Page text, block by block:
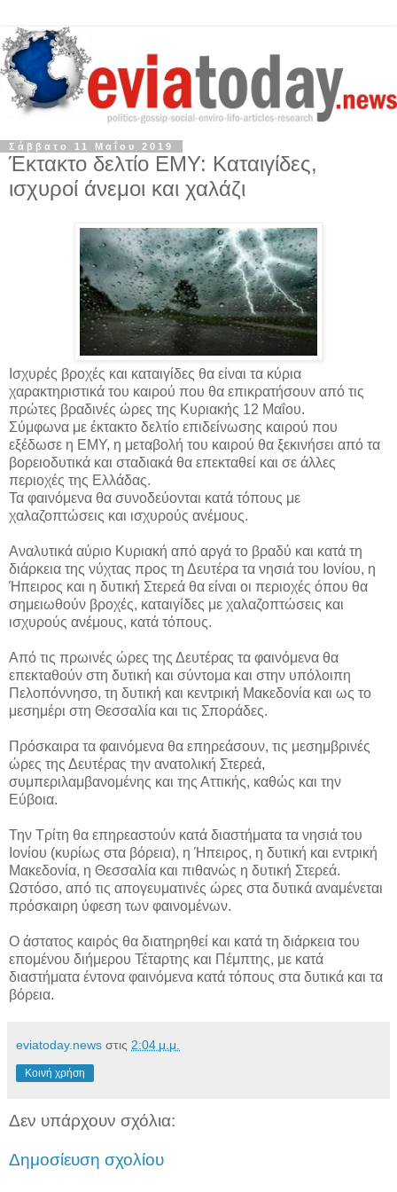
Σάββατο 11 Μαΐου 2019
Έκτακτο δελτίο ΕΜΥ: Καταιγίδες,
ισχυροί άνεμοι και χαλάζι
Ισχυρές βροχές και καταιγίδες θα είναι τα κύρια
χαρακτηριστικά του καιρού που θα επικρατήσουν από τις
πρώτες βραδινές ώρες της Κυριακής 12 Μαΐου.
Σύμφωνα με έκτακτο δελτίο επιδείνωσης καιρού που
εξέδωσε η ΕΜΥ, η μεταβολή του καιρού θα ξεκινήσει από τα
βορειοδυτικά και σταδιακά θα επεκταθεί και σε άλλες
περιοχές της Ελλάδας.
Τα φαινόμενα θα συνοδεύονται κατά τόπους με
χαλαζοπτώσεις και ισχυρούς ανέμους.
Αναλυτικά αύριο Κυριακή από αργά το βραδύ και κατά τη
διάρκεια της νύχτας προς τη Δευτέρα τα νησιά του Ιονίου, η
Ήπειρος και η δυτική Στερεά θα είναι οι περιοχές όπου θα
σημειωθούν βροχές, καταιγίδες με χαλαζοπτώσεις και
ισχυρούς ανέμους, κατά τόπους.
Από τις πρωινές ώρες της Δευτέρας τα φαινόμενα θα
επεκταθούν στη δυτική και σύντομα και στην υπόλοιπη
Πελοπόννησο, τη δυτική και κεντρική Μακεδονία και ως το
μεσημέρι στη Θεσσαλία και τις Σποράδες.
Πρόσκαιρα τα φαινόμενα θα επηρεάσουν, τις μεσημβρινές
ώρες της Δευτέρας την ανατολική Στερεά,
συμπεριλαμβανομένης και της Αττικής, καθώς και την
Εύβοια.
Την Τρίτη θα επηρεαστούν κατά διαστήματα τα νησιά του
Ιονίου (κυρίως στα βόρεια), η Ήπειρος, η δυτική και εντρική
Μακεδονία, η Θεσσαλία και πιθανώς η δυτική Στερεά.
Ωστόσο, από τις απογευματινές ώρες στα δυτικά αναμένεται
πρόσκαιρη ύφεση των φαινομένων.
Ο άστατος καιρός θα διατηρηθεί και κατά τη διάρκεια του
επομένου διήμερου Τέταρτης και Πέμπτης, με κατά
διαστήματα έντονα φαινόμενα κατά τόπους στα δυτικά και τα
βόρεια.
eviatoday.news στις 2:04 μ.μ.
Κοινή χρήση
Δεν υπάρχουν σχόλια:
Δημοσίευση σχολίου